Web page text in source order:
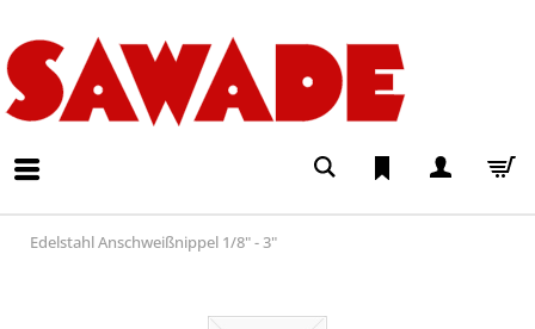
Edelstahl Anschweißnippel 1/8" - 3"